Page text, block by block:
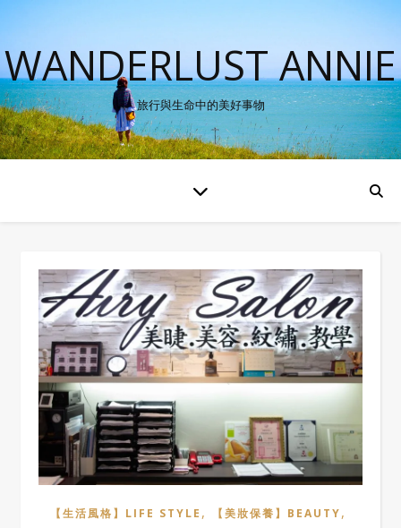
WANDERLUST ANNIE
旅行與生命中的美好事物
【生活風格】LIFE STYLE , 【美妝保養】BEAUTY,